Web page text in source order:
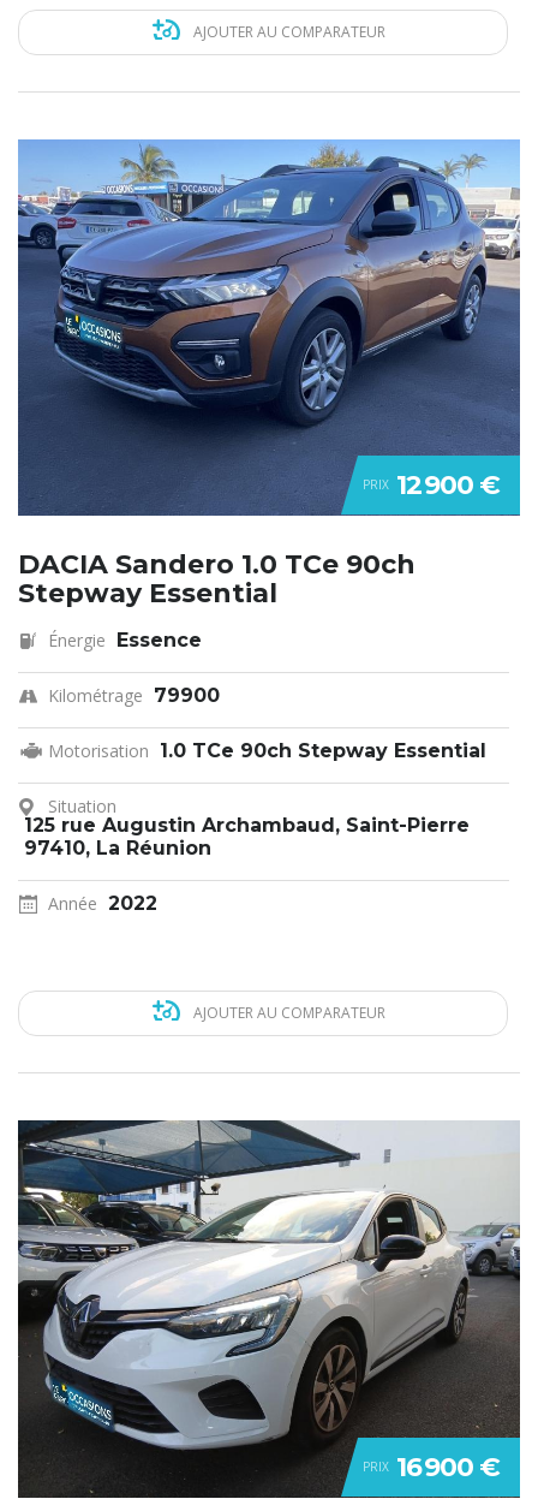
AJOUTER AU COMPARATEUR
PRIX 12 900 €
DACIA Sandero 1.0 TCe 90ch
Stepway Essential
Énergie Essence
Kilométrage 79900
Motorisation 1.0 TCe 90ch Stepway Essential
Situation
125 rue Augustin Archambaud, Saint-Pierre
97410, La Réunion
Année 2022
AJOUTER AU COMPARATEUR
PRIX 16 900 €